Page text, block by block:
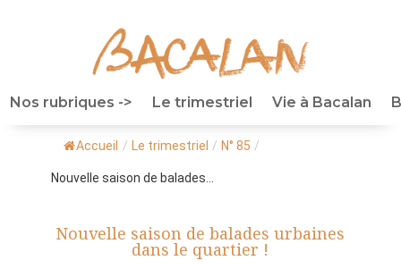
Nos rubriques -> Le trimestriel Vie à Bacalan
Accueil / Le trimestriel / N° 85 /
Nouvelle saison de balades...
Nouvelle saison de balades urbaines
dans le quartier !